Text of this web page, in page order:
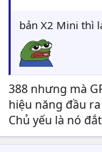
bản X2 Mini thì
388 nhưng mà
hiệu năng đầu
Chủ yếu là nó